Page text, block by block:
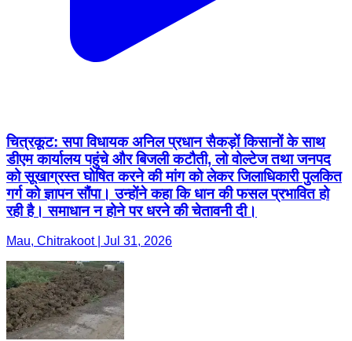
चित्रकूट: सपा विधायक अनिल प्रधान सैकड़ों किसानों के साथ
डीएम कार्यालय पहुंचे और बिजली कटौती, लो वोल्टेज तथा जनपद
को सूखाग्रस्त घोषित करने की मांग को लेकर जिलाधिकारी पुलकित
गर्ग को ज्ञापन सौंपा। उन्होंने कहा कि धान की फसल प्रभावित हो
रही है। समाधान न होने पर धरने की चेतावनी दी।
Mau, Chitrakoot | Jul 31, 2026